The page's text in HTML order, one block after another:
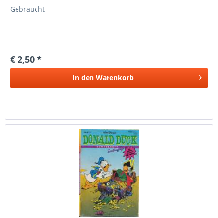
Gebraucht
€ 2,50 *
In den Warenkorb